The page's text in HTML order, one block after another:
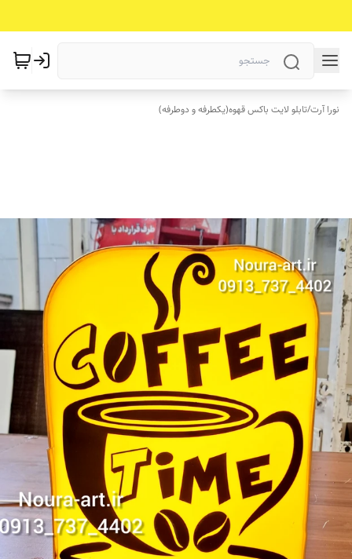
نورا آرت/تابلو لایت باکس قهوه(یکطرفه و دوطرفه)